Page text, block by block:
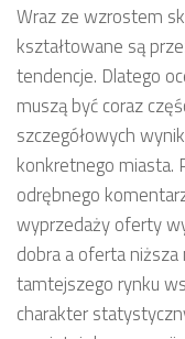
Wraz ze wzrostem
kształtowane są
tendencje. Dlatego
muszą być coraz
szczegółowych
konkretnego miasta.
odrębnego
wyprzedaży oferty
dobra a oferta niższa
tamtejszego rynku
charakter